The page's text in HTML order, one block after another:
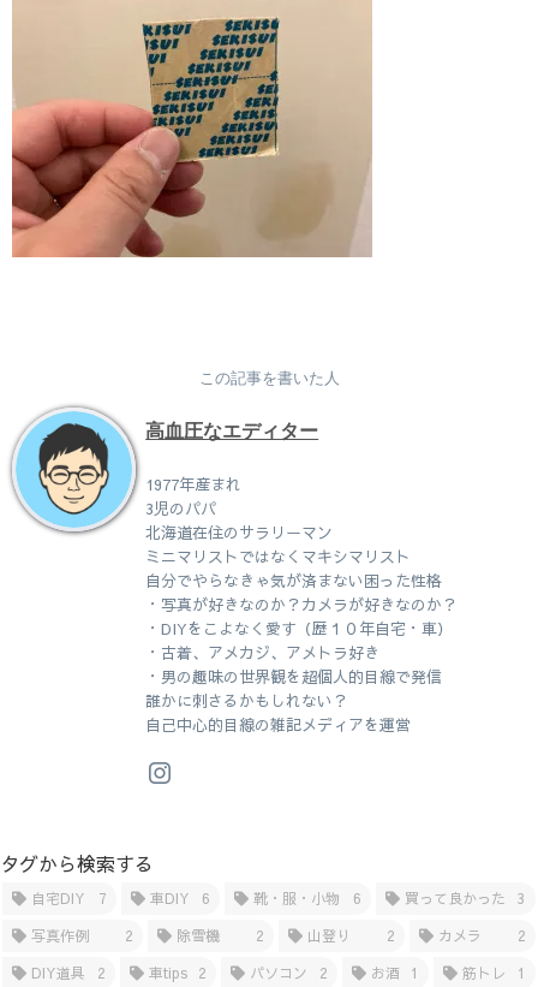
この記事を書いた人
高血圧なエディター
1977年産まれ
3児のパパ
北海道在住のサラリーマン
ミニマリストではなくマキシマリスト
自分でやらなきゃ気が済まない困った性格
・写真が好きなのか？カメラが好きなのか？
・DIYをこよなく愛す（歴１０年自宅・車）
・古着、アメカジ、アメトラ好き
・男の趣味の世界観を超個人的目線で発信
誰かに刺さるかもしれない？
自己中心的目線の雑記メディアを運営
タグから検索する
自宅DIY 7 車DIY 6 靴・服・小物 6 買って良かった
3
写真作例
2 除雪機 2 山登り 2 カメラ
2
DIY道具
2 車tips 2 パソコン 2 お酒 1 筋トレ
1